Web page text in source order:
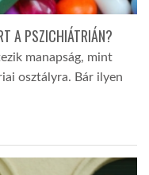
A PSZICHIÁTRIÁN?
manapság, mint
osztályra. Bár ilyen